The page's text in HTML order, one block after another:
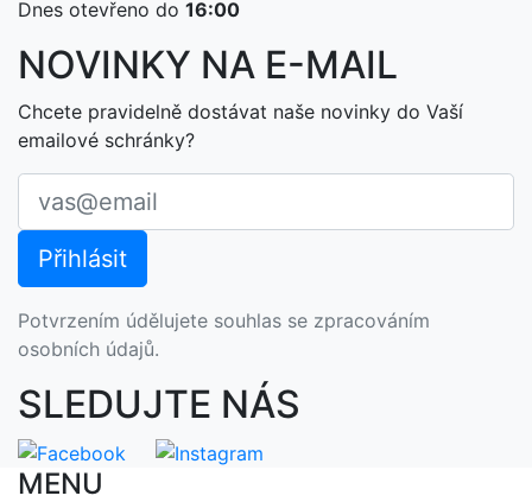
Dnes otevřeno do 16:00
NOVINKY NA E-MAIL
Chcete pravidelně dostávat naše novinky do Vaší
emailové schránky?
Potvrzením údělujete souhlas se zpracováním
osobních údajů.
SLEDUJTE NÁS
MENU